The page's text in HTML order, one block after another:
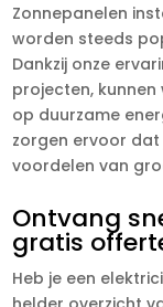
Zonnepanelen
worden steeds
Dankzij onze
projecten,
op duurzame
zorgen ervoor
voordelen van
Ontvang
gratis
Heb je een